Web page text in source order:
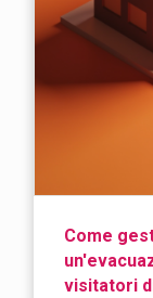
Come
visitatori